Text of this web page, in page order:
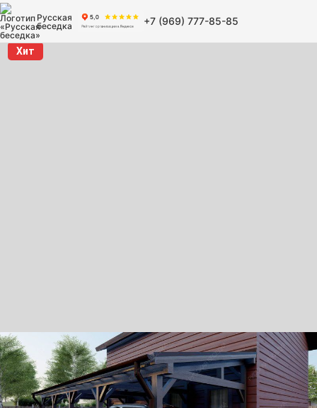
Русская
беседка
+7 (969) 777-85-85
Хит